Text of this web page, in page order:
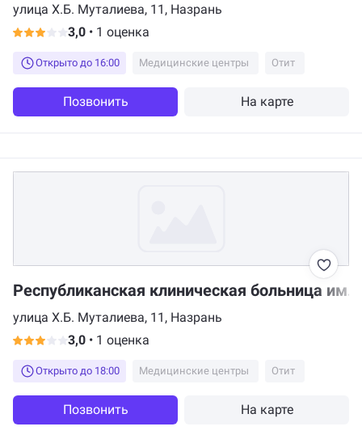
улица Х.Б. Муталиева, 11, Назрань
3,0 • 1 оценка
Открыто до 16:00 Медицинские центры Отит
Позвонить На карте
Республиканская клиническая больница
улица Х.Б. Муталиева, 11, Назрань
3,0 • 1 оценка
Открыто до 18:00 Медицинские центры Отит
Позвонить На карте